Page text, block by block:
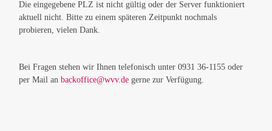
Die eingegebene PLZ ist nicht gültig oder der Server funktioniert
aktuell nicht. Bitte zu einem späteren Zeitpunkt nochmals
probieren, vielen Dank.
Bei Fragen stehen wir Ihnen telefonisch unter 0931 36-1155 oder
per Mail anbackoffice@wvv.de gerne zur Verfügung.